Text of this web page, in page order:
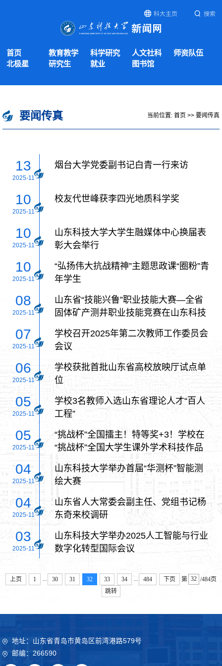
科大主页 搜索
首页 教育教学 科学研究 人文社科
师资队伍
北极星
研究生 就业 图书馆
要闻传真 当前位置: 首页 >> 要闻传真
13
2025-11
烟台大学党委副书记白青一行来访
10
2025-11
校友代世峰获李四光地质科学奖
10
2025-11
山东科技大学大学生融媒体中心换届表
彰大会举行
10
2025-11
“弘扬伟大抗战精神”主题思政课“圈粉”青
年学生
08
2025-11
山东省“技能兴鲁”职业技能大赛—全省
固体矿产测井职业技能竞赛在山东科技
07
2025-11
学校召开2025年第二次教师工作委员会
会议
06
2025-11
学校获批首批山东省高校放映厅试点单
位
05
2025-11
学校3名教师入选山东省理论人才“百人
工程”
05
2025-11
“挑战杯”全国擂主！特等奖+3！学校在
“挑战杯”全国大学生课外学术科技作品
04
2025-11
山东科技大学举办首届“华测杯”智能测
绘大赛
04
2025-11
山东省人大常委会副主任、党组书记杨
东奇来校调研
03
2025-11
山东科技大学举办2025人工智能与行业
数字化转型国际会议
上页 1 30 31 32 33 34 484 下页 第
/484页
跳转
地址：山东省青岛市黄岛区前湾港路579号
邮编：266590